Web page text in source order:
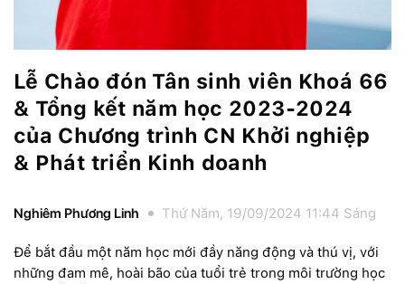
Lễ Chào đón Tân sinh viên Khoá 66
& Tổng kết năm học 2023-2024
của Chương trình CN Khởi nghiệp
& Phát triển Kinh doanh
Nghiêm Phương Linh Thứ Năm, 19/09/2024 11:44 Sáng
Để bắt đầu một năm học mới đầy năng động và thú vị, với
những đam mê, hoài bão của tuổi trẻ trong môi trường học